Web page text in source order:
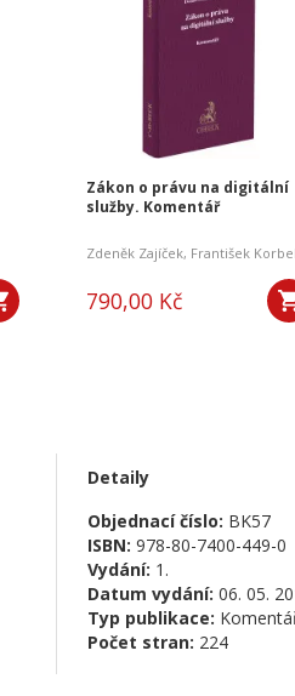
Zákon o právu na digitální
služby. Komentář
Zdeněk Zajíček, František Korbel
790,00 Kč
Detaily
Objednací číslo: BK57
ISBN: 978-80-7400-449-0
Vydání: 1.
Datum vydání: 06. 05.
Typ publikace:
Počet stran: 224